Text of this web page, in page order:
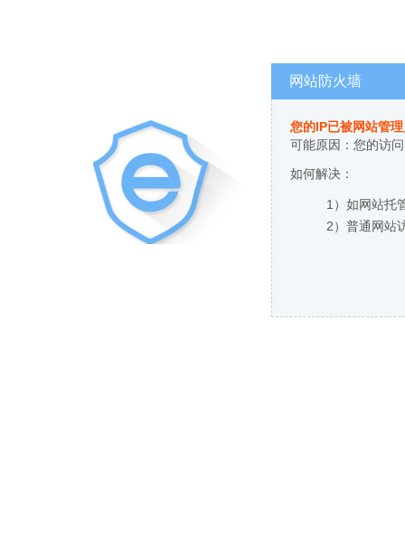
网站防火墙
您的IP已被网站管
可能原因：您的访
如何解决：
1）如网站托
2）普通网站